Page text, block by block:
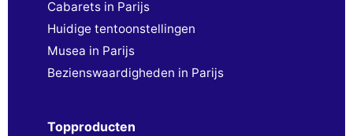
Cabarets in Parijs
Huidige tentoonstellingen
Musea in Parijs
Bezienswaardigheden in Parijs
Topproducten